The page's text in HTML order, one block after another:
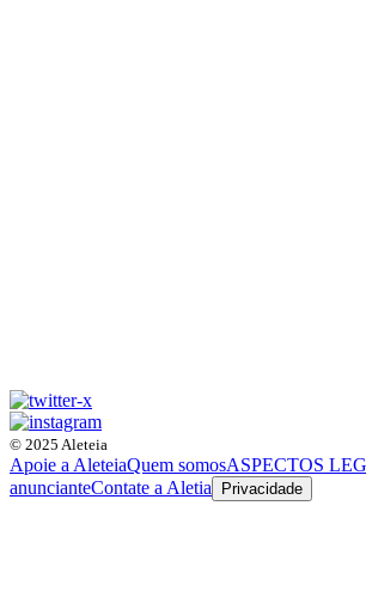
© 2025 Aleteia
Apoie a AleteiaQuem somosASPECTOS
anuncianteContate a Aletia Privacidade